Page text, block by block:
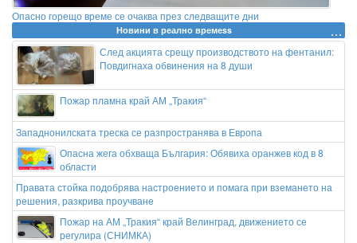
Опасно горещо време се очаква през следващите дни
Новини в реално времеss
След акцията срещу производството на фентанил:
Повдигнаха обвинения на 8 души
Пожар пламна край АМ „Тракия“
Западнонилската треска се разпространява в Европа
Опасна жега обхваща България: Обявиха оранжев код в 8
области
Правата стойка подобрява настроението и помага при вземането на
решения, разкрива проучване
Пожар на АМ „Тракия“ край Велинград, движението се
регулира (СНИМКА)